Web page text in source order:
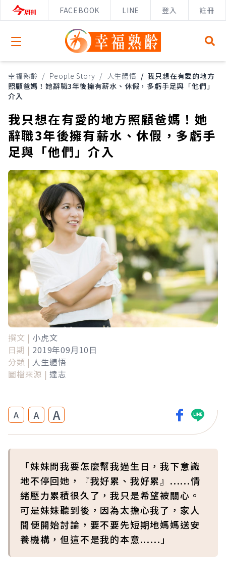
FACEBOOK LINE 登入 註冊
Open menu
幸福熟齡 / People Story / 人生體悟 / 我只想在有愛的地方
照顧爸媽！她辭職3年後擁有薪水、休假，多虧手足與「他們」
介入
我只想在有愛的地方照顧爸媽！她
辭職3年後擁有薪水、休假，多虧手
足與「他們」介入
撰文 | 小虎文
日期 | 2019年09月10日
分類 | 人生體悟
圖檔來源 | 達志
A A A
「妹妹問我要怎麼幫我過生日，我下意識
地不停回她，『我好累、我好累』......情
緒壓力累積很久了，我只是希望被關心。
可是妹妹聽到後，因為太擔心我了，家人
間便開始討論，要不要先短期地媽媽送安
養機構，但這不是我的本意......」